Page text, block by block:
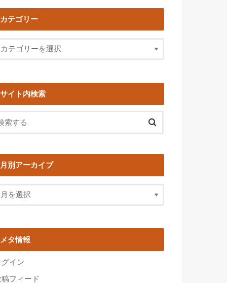
カテゴリー
サイト内検索
月別アーカイブ
メタ情報
グイン
稿フィード